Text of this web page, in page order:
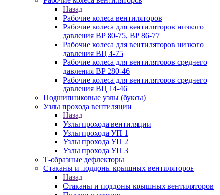
Назад
Рабочие колеса вентиляторов
Рабочие колеса для вентиляторов низкого
давления ВР 80-75, ВР 86-77
Рабочие колеса для вентиляторов низкого
давления ВЦ 4-75
Рабочие колеса для вентиляторов среднего
давления ВР 280-46
Рабочие колеса для вентиляторов среднего
давления ВЦ 14-46
Подшипниковые узлы (буксы)
Узлы прохода вентиляции
Назад
Узлы прохода вентиляции
Узлы прохода УП 1
Узлы прохода УП 2
Узлы прохода УП 3
Т-образные дефлекторы
Стаканы и поддоны крышных вентиляторов
Назад
Стаканы и поддоны крышных вентиляторов